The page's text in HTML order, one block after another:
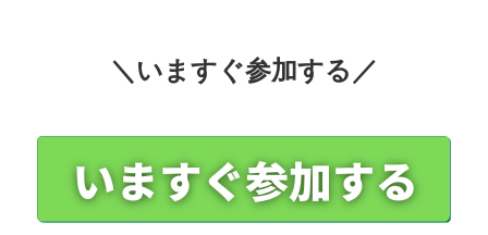
＼いますぐ参加する／